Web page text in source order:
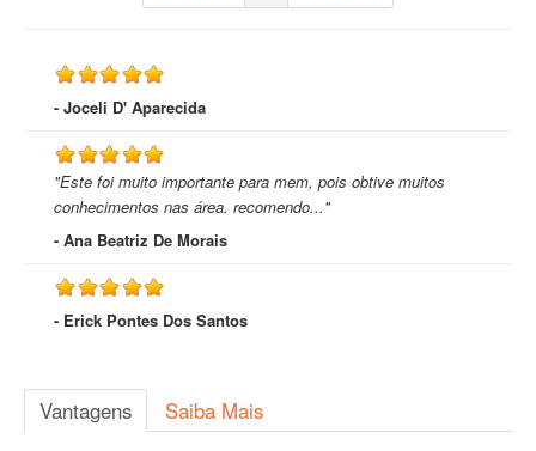
- Joceli D' Aparecida
"Este foi muito importante para mem, pois obtive muitos
conhecimentos nas área. recomendo..."
- Ana Beatriz De Morais
- Erick Pontes Dos Santos
Vantagens Saiba Mais